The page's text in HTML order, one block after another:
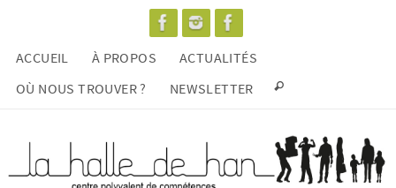
contenu
ACCUEIL À PROPOS
ACTUALITÉS
OÙ NOUS TROUVER ?
NEWSLETTER